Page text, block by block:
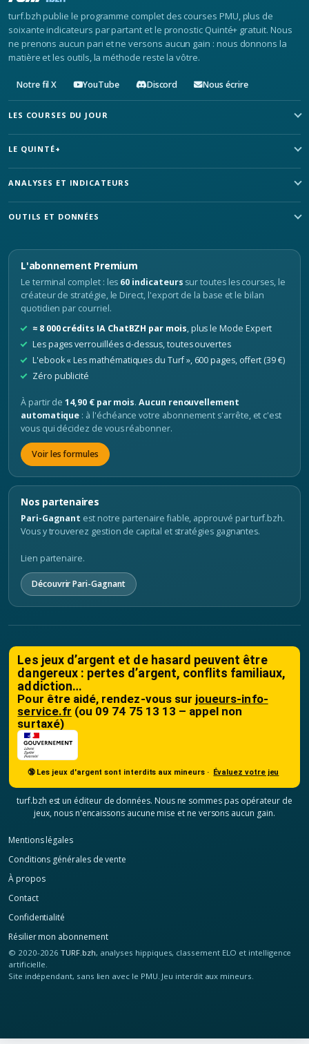
turf.bzh publie le programme complet des courses PMU, plus de
soixante indicateurs par partant et le pronostic Quinté+ gratuit. Nous
ne prenons aucun pari et ne versons aucun gain : nous donnons la
matière et les outils, la méthode reste la vôtre.
Notre fil X YouTube Discord Nous écrire
LES COURSES DU JOUR
LE QUINTÉ+
ANALYSES ET INDICATEURS
OUTILS ET DONNÉES
L'abonnement Premium
Le terminal complet : les 60 indicateurs sur toutes les courses, le
créateur de stratégie, le Direct, l'export de la base et le bilan
quotidien par courriel.
≈ 8 000 crédits IA ChatBZH par mois, plus le Mode Expert
Les pages verrouillées ci-dessus, toutes ouvertes
L'ebook « Les mathématiques du Turf », 600 pages, offert (39 €)
Zéro publicité
À partir de14,90 € par mois.Aucun renouvellement
automatique : à l'échéance votre abonnement s'arrête, et c'est
vous qui décidez de vous réabonner.
Voir les formules
Nos partenaires
Pari-Gagnant est notre partenaire fiable, approuvé par turf.bzh.
Vous y trouverez gestion de capital et stratégies gagnantes.
Lien partenaire.
Découvrir Pari-Gagnant
Les jeux d’argent et de hasard peuvent être
dangereux : pertes d’argent, conflits familiaux,
addiction…
Pour être aidé, rendez-vous sur joueurs-info-
service.fr (ou 09 74 75 13 13 – appel non
surtaxé)
🔞 Les jeux d'argent sont interdits aux mineurs · Évaluez votre jeu
turf.bzh est un éditeur de données. Nous ne sommes pas opérateur de
jeux, nous n'encaissons aucune mise et ne versons aucun gain.
Mentions légales
Conditions générales de vente
À propos
Contact
Confidentialité
Résilier mon abonnement
© 2020-2026TURF.bzh, analyses hippiques, classement ELO et intelligence
artificielle.
Site indépendant, sans lien avec le PMU. Jeu interdit aux mineurs.